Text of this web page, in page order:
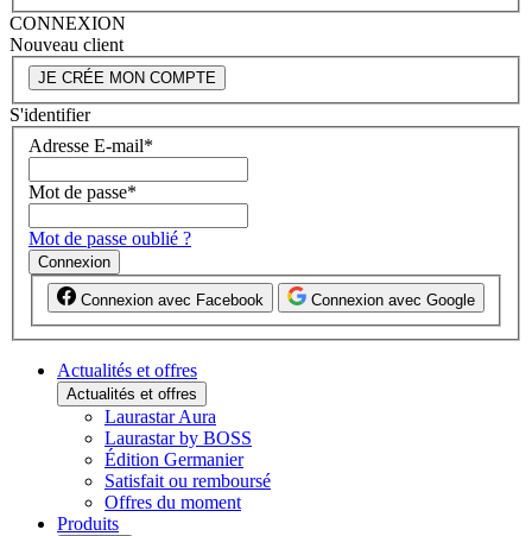
CONNEXION
Nouveau client
JE CRÉE MON COMPTE
S'identifier
Adresse E-mail*
Mot de passe*
Mot de passe oublié ?
Connexion
Connexion avec Facebook Connexion avec Google
Actualités et offres
Actualités et offres
Laurastar Aura
Laurastar by BOSS
Édition Germanier
Satisfait ou remboursé
Offres du moment
Produits